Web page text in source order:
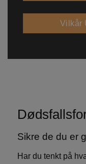
Vilkår
Sikre de du er
Har du tenkt på